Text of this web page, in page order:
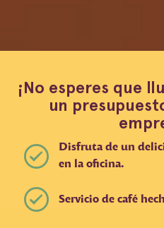
¡No esperes que
un
Disfruta de un
en la oficina.
Servicio de café